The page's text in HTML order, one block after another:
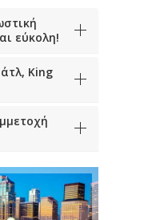
εύκολη!
King